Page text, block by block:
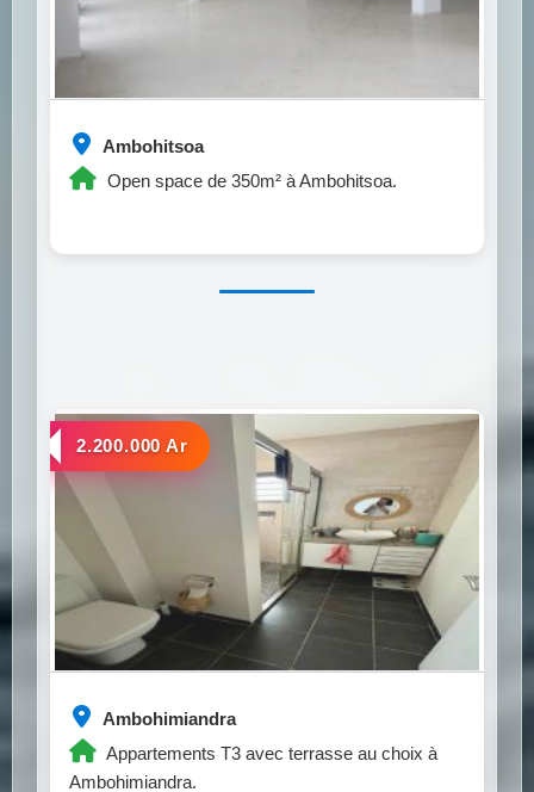
Ambohitsoa
Open space de 350m² à Ambohitsoa.
Ambohimiandra
Appartements T3 avec terrasse au choix à
Ambohimiandra.
a louer
2.200.000 Ar